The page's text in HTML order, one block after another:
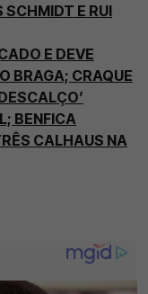
SCHMIDT E RUI
E DEVE
BRAGA; CRAQUE
BENFICA
CALHAUS NA